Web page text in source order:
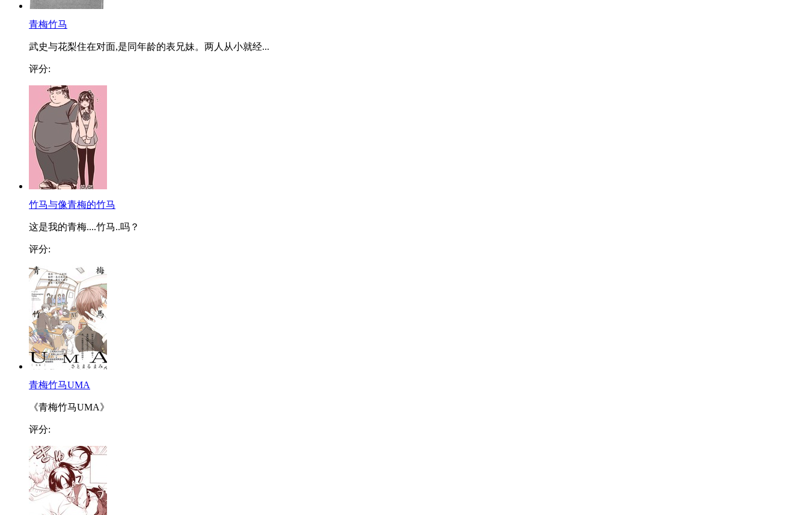
青梅竹马
武史与花梨住在对面,是同年龄的表兄妹。两人从小就经...
评分:
竹马与像青梅的竹马
这是我的青梅....竹马..吗？
评分:
青梅竹马UMA
《青梅竹马UMA》
评分: